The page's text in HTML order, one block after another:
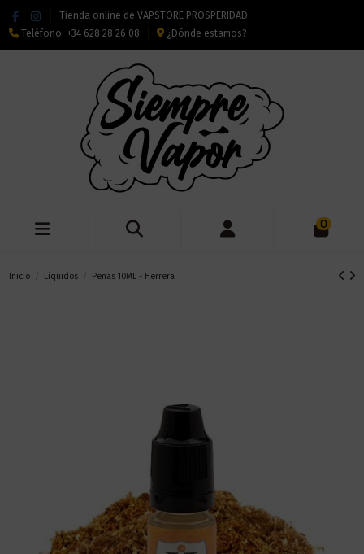
Tienda online de VAPSTORE PROSPERIDAD
Teléfono: +34 628 28 26 08 ¿Dónde estamos?
0
Inicio Líquidos Peñas 10ML - Herrera